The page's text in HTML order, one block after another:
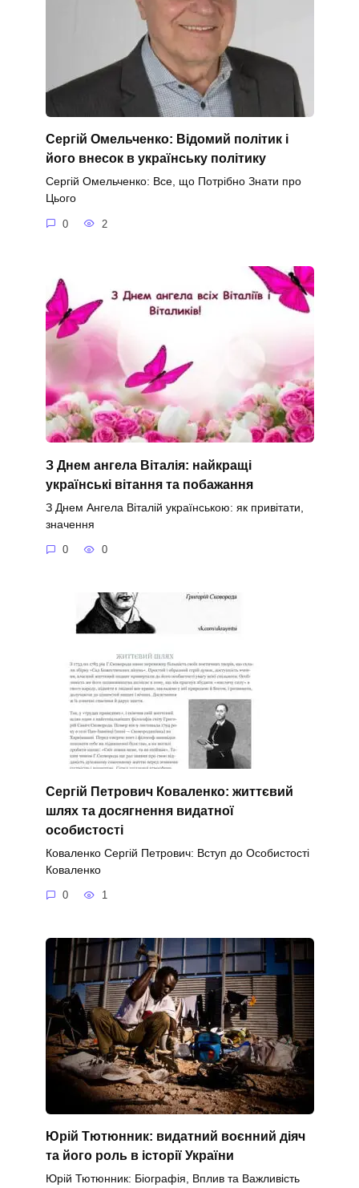
Сергій Омельченко: Відомий політик і
його внесок в українську політику
Сергій Омельченко: Все, що Потрібно Знати про
Цього
0 2
З Днем ангела Віталія: найкращі
українські вітання та побажання
З Днем Ангела Віталій українською: як привітати,
значення
0 0
Сергій Петрович Коваленко: життєвий
шлях та досягнення видатної
особистості
Коваленко Сергій Петрович: Вступ до Особистості
Коваленко
0 1
Юрій Тютюнник: видатний воєнний діяч
та його роль в історії України
Юрій Тютюнник: Біографія, Вплив та Важливість